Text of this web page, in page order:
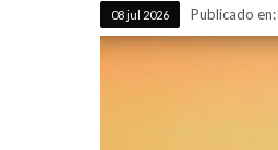
08jul 2026 Publicado en: